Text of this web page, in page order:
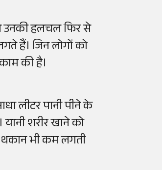
उनकी हलचल फिर से
हैं। जिन लोगों को
की है।
लीटर पानी पीने के
शरीर खाने को
भी कम लगती